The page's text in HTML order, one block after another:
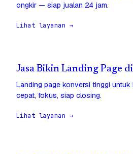
ongkir — siap jualan 24 jam.
Lihat layanan →
Jasa Bikin Landing Page
Landing page konversi tinggi
cepat, fokus, siap closing.
Lihat layanan →